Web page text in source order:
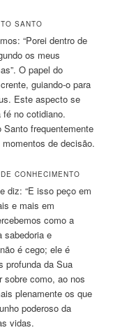
SANTO
“Porei dentro de
os meus
O papel do
guiando-o para
Este aspecto se
fé no cotidiano.
frequentemente
de decisão.
CONHECIMENTO
diz: “E isso peço em
e mais em
como a
sabedoria e
é cego; ele é
profunda da Sua
como, ao nos
plenamente os que
poderoso da
vidas.